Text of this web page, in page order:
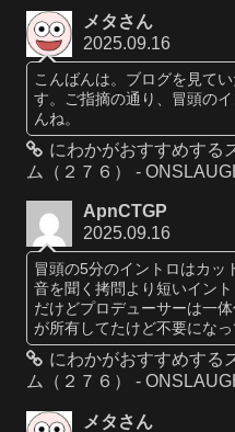
メタさん
2025.09.16
こんばんは。ブログを見て
す。ご指摘の通り、冒頭の
んね。
にわかがおすすめする
ム（２７６） -
ApnCTGP
2025.09.16
冒頭の5分のイントロはカッ
音を聞く拷問より短いイン
だけどプロデューサーは一
が所有してたけど不要になっ
にわかがおすすめする
ム（２７６） -
メタさん